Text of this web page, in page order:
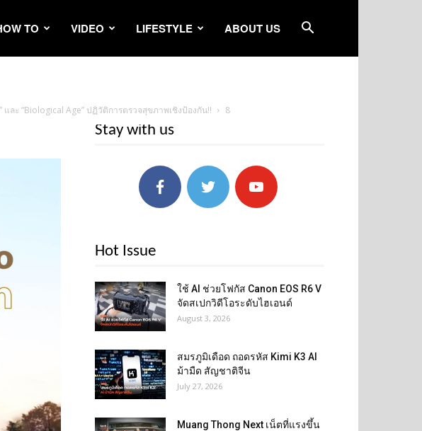
TO VIDEO LIFESTYLE ABOUT US
และ “Biological Age” ปฏิวัติการตรวจสุขภาพเชิงป้องกัน!! 8
Stay with us
Hot Issue
ใช้ AI ช่วยโฟกัส Canon EOS R6 V
จัดสเปกวิดีโอระดับไฮเอนด์
August 3, 2026
สมรภูมิเดือด ถอดรหัส Kimi K3 AI
ม้ามืด สัญชาติจีน
July 27, 2026
Muang Thong Next เน็ตที่แรงขึ้น